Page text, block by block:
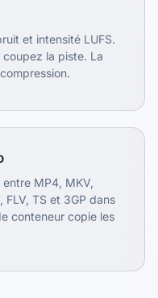
et intensité LUFS.
la piste. La
MP4, MKV,
FLV, TS et 3GP dans
conteneur copie les